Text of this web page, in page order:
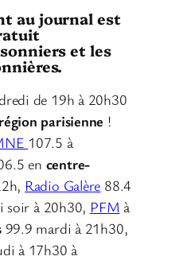
au journal est
et les
de 19h à 20h30
région parisienne !
107.5 à
en centre-
Radio Galère 88.4
soir à 20h30, PFM à
99.9 mardi à 21h30,
à 17h30 à